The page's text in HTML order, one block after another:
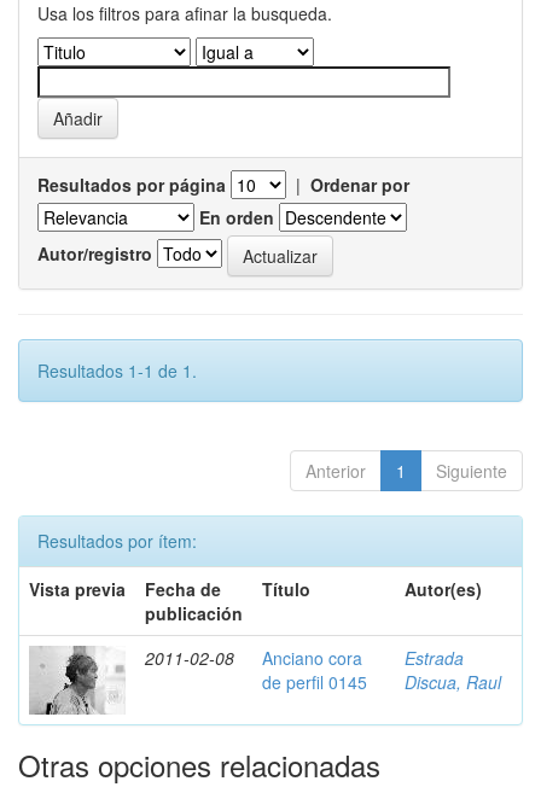
Usa los filtros para afinar la busqueda.
Resultados por página | Ordenar por
En orden
Autor/registro
Resultados 1-1 de 1.
Anterior 1 Siguiente
Resultados por ítem:
Vista previa
Fecha de
publicación
Título Autor(es)
2011-02-08
Anciano cora
de perfil 0145
Estrada
Discua, Raul
Otras opciones relacionadas